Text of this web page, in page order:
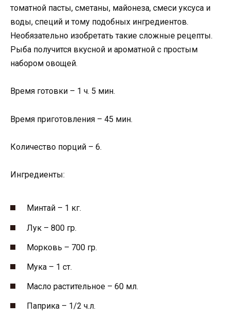
томатной пасты, сметаны, майонеза, смеси уксуса и
воды, специй и тому подобных ингредиентов.
Необязательно изобретать такие сложные рецепты.
Рыба получится вкусной и ароматной с простым
набором овощей.
Время готовки – 1 ч. 5 мин.
Время приготовления – 45 мин.
Количество порций – 6.
Ингредиенты:
Минтай – 1 кг.
Лук – 800 гр.
Морковь – 700 гр.
Мука – 1 ст.
Масло растительное – 60 мл.
Паприка – 1/2 ч.л.